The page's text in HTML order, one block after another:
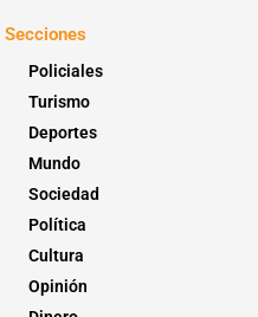
Secciones
Policiales
Turismo
Deportes
Mundo
Sociedad
Política
Cultura
Opinión